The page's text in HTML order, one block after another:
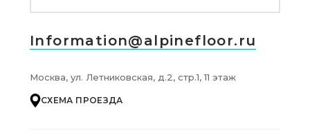
Information@alpinefloor.ru
Москва, ул. Летниковская, д.2, стр.1, 11 этаж
СХЕМА ПРОЕЗДА